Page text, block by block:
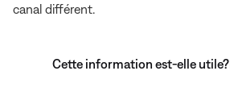
canal différent.
Cette information est-elle utile?